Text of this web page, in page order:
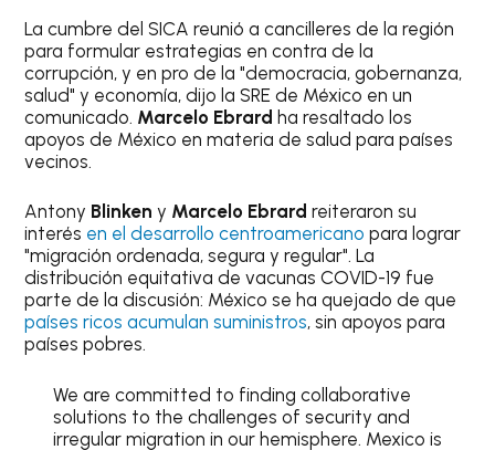
La cumbre del SICA reunió a cancilleres de la región
para formular estrategias en contra de la
corrupción, y en pro de la "democracia, gobernanza,
salud" y economía, dijo la SRE de México en un
comunicado. Marcelo Ebrard ha resaltado los
apoyos de México en materia de salud para países
vecinos.
Antony Blinken y Marcelo Ebrard reiteraron su
interés en el desarrollo centroamericano para lograr
"migración ordenada, segura y regular". La
distribución equitativa de vacunas COVID-19 fue
parte de la discusión: México se ha quejado de que
países ricos acumulan suministros, sin apoyos para
países pobres.
We are committed to finding collaborative
solutions to the challenges of security and
irregular migration in our hemisphere. Mexico is